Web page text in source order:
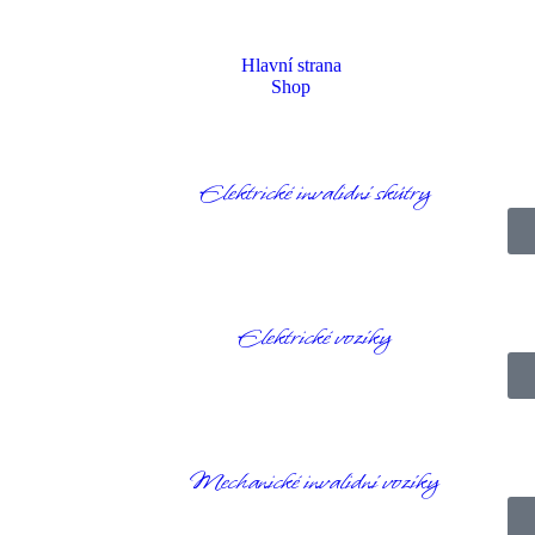
Hlavní strana
Shop
Elektrické invalidní skútry
Elektrické vozíky
Mechanické invalidní vozíky